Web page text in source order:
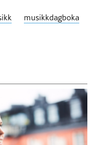
musikkdagboka